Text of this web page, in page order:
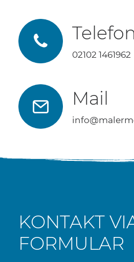
Telefon
02102 1461962
Mail
KONTAKT
FORMULAR